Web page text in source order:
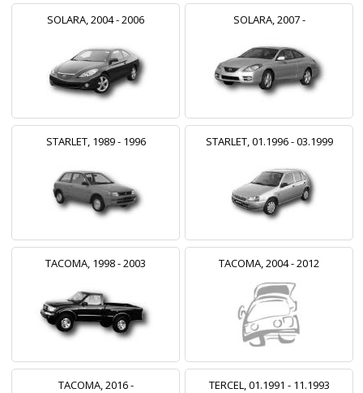
SOLARA, 2004 - 2006 SOLARA, 2007 -
STARLET, 1989 - 1996 STARLET, 01.1996 - 03.1999
TACOMA, 1998 - 2003 TACOMA, 2004 - 2012
TACOMA, 2016 - TERCEL, 01.1991 - 11.1993